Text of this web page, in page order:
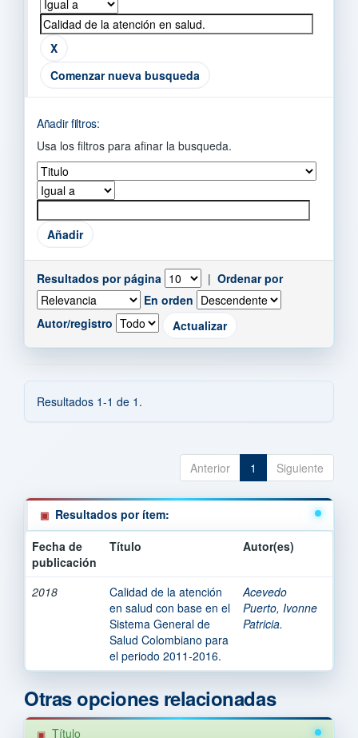
Comenzar nueva busqueda
Añadir filtros:
Usa los filtros para afinar la busqueda.
Resultados por página | Ordenar por
En orden
Autor/registro
Resultados 1-1 de 1.
Anterior 1 Siguiente
Resultados por ítem:
Fecha de
publicación
Título Autor(es)
2018
Calidad de la atención
en salud con base en el
Sistema General de
Salud Colombiano para
el periodo 2011-2016.
Acevedo
Puerto, Ivonne
Patricia.
Otras opciones relacionadas
Título